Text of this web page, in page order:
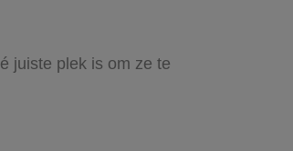
juiste plek is om ze te